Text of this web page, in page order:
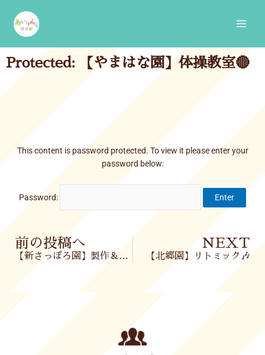
content
Protected: 【やまはな園】体操教室🔴
This content is password protected. To view it please enter your
password below:
Password:
Prev
前の投稿へ
【新さっぽろ園】製作＆お散歩🌈
NEXT
【北郷園】リトミック🎶